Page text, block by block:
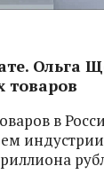
Ольга
товаров
в